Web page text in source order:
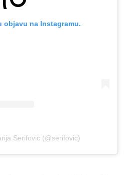
objavu na Instagramu.
Serifovic (@serifovic)